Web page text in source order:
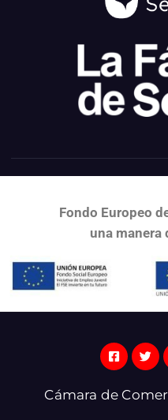
Fondo Europeo
una manera
Cámara de